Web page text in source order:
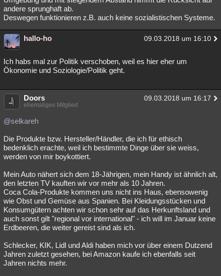
andere sprunghaft ab.
Deswegen funktionieren z.B. auch keine sozialistischen Systeme.
hallo-ho 09.03.2018 um 16:10
Ich habs mal zur Politik verschoben, weil es hier eher um
Ökonomie und Soziologie/Politik geht.
Doors 09.03.2018 um 16:17
ehemaliges Mitglied
@selkareh
Die Produkte bzw. Hersteller/Händler, die ich für ethisch
bedenklich erachte, weil ich bestimmte Dinge über sie weiss,
werden von mir boykottiert.
Mein Auto nähert sich dem 18-Jährigen, mein Handy ist ähnlich alt,
den letzten TV kauften wir vor mehr als 10 Jahren.
Coca Cola-Produkte kommen uns nicht ins Haus, ebensowenig
wie Obst und Gemüse aus Spanien. Bei Kleidungsstücken und
Konsumgütern achten wir schon sehr auf das Herkunftsland und
auch sonst gilt "regional vor international" - ich will im Januar keine
Erdbeeren, die weiter gereist sind als ich.
Schlecker, KIK, Lidl und Aldi haben mich vor über einem Dutzend
Jahren zuletzt gesehen, bei Amazon kaufe ich ebenfalls seit
Jahren nichts mehr.